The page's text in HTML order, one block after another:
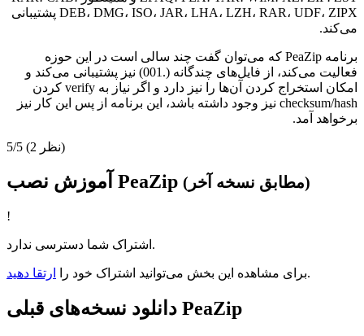
DEB، DMG، ISO، JAR، LHA، LZH، RAR، UDF، ZIPX پشتیبانی
می‌کند.
برنامه PeaZip که می‌توان گفت چند سالی است در این حوزه
فعالیت می‌کند، از فایل‌های چندگانه (.001) نیز پشتیبانی می‌کند و
امکان استخراج کردن آن‌ها را نیز دارد و اگر نیاز به verify کردن
checksum/hash نیز وجود داشته باشد، این برنامه از پس این کار نیز
برخواهد آمد.
5/5 (2 نظر)
آموزش نصب PeaZip (مطابق نسخه آخر)
!
اشتراک شما دسترسی ندارد.
برای مشاهده این بخش می‌توانید اشتراک خود را ارتقا دهید .
دانلود نسخه‌های قبلی PeaZip